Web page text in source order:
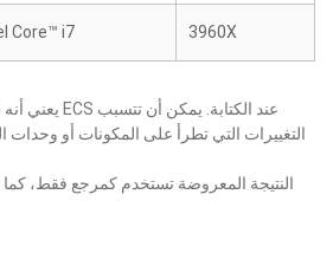
Core™ i7 3960X
التغييرات التي تطرأ على المكونات أو وحدات
النتيجة المعروضة تستخدم كمرجع فقط، كما